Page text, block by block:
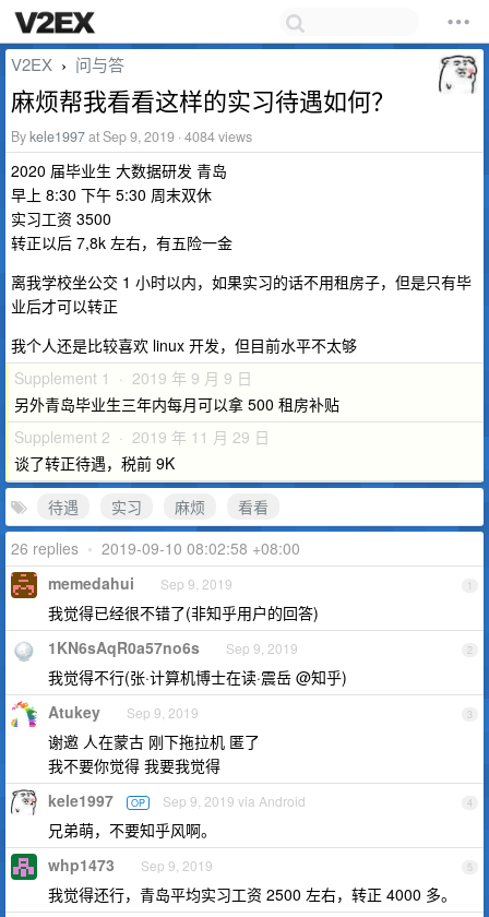
V2EX › 问与答
麻烦帮我看看这样的实习待遇如何？
Bykele1997at Sep 9, 2019 · 4084 views
2020 届毕业生 大数据研发 青岛
早上 8:30 下午 5:30 周末双休
实习工资 3500
转正以后 7,8k 左右，有五险一金
离我学校坐公交 1 小时以内，如果实习的话不用租房子，但是只有毕
业后才可以转正
我个人还是比较喜欢 linux 开发，但目前水平不太够
Supplement 1 · 2019 年 9 月 9 日
另外青岛毕业生三年内每月可以拿 500 租房补贴
Supplement 2 · 2019 年 11 月 29 日
谈了转正待遇，税前 9K
待遇
实习 麻烦
看看
26 replies • 2019-09-10 08:02:58 +08:00
1
memedahui Sep 9, 2019
我觉得已经很不错了(非知乎用户的回答)
2
1KN6sAqR0a57no6s Sep 9, 2019
我觉得不行(张·计算机博士在读·震岳 @知乎)
3
Atukey Sep 9, 2019
谢邀 人在蒙古 刚下拖拉机 匿了
我不要你觉得 我要我觉得
4
kele1997 OP Sep 9, 2019 via Android
兄弟萌，不要知乎风啊。
5
whp1473 Sep 9, 2019
我觉得还行，青岛平均实习工资 2500 左右，转正 4000 多。